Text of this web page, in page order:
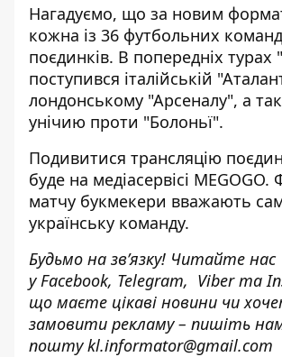
Нагадуємо, що за новим
кожна із 36 футбольних
поєдинків. В попередніх
поступився італійській
лондонському "Арсеналу", а
унічию проти "Болоньї".
Подивитися трансляцію
буде на медіасервісі
матчу букмекери вважають
українську команду.
Будьмо на зв’язку! Читайте нас
уFacebook, Telegram, Viberта
що маєте цікаві новини чи
замовити рекламу – пишіть
поштуkl.informator@gmail.com